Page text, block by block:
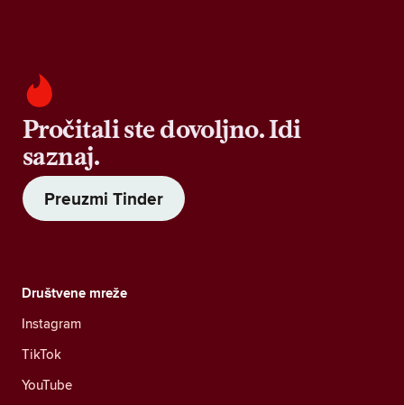
Pročitali ste dovoljno. Idi
saznaj.
Preuzmi Tinder
Društvene mreže
Instagram
TikTok
YouTube